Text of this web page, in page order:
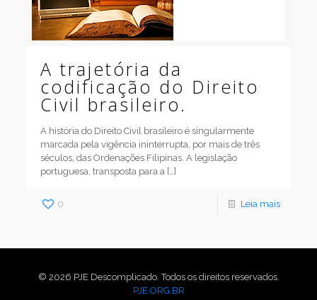
A trajetória da
codificação do Direito
Civil brasileiro.
A história do Direito Civil brasileiro é singularmente
marcada pela vigência ininterrupta, por mais de três
séculos, das Ordenações Filipinas. A legislação
portuguesa, transposta para a […]
0 Leia mais
© 2026 PJE Descomplicado. Todos os direitos reservados.
PJE.ORG.BR